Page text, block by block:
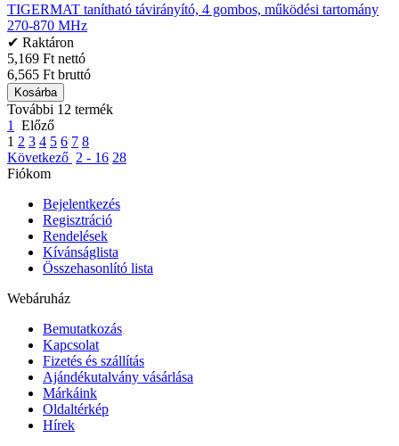
TIGERMAT tanítható távirányító, 4 gombos, működési tartomány
270-870 MHz
✔ Raktáron
5,169 Ft nettó
6,565 Ft bruttó
Kosárba
További 12 termék
1
Előző
1 2 3 4 5 6 7 8
Következő 2 - 16 28
Fiókom
Bejelentkezés
Regisztráció
Rendelések
Kívánságlista
Összehasonlító lista
Webáruház
Bemutatkozás
Kapcsolat
Fizetés és szállítás
Ajándékutalvány vásárlása
Márkáink
Oldaltérkép
Hírek